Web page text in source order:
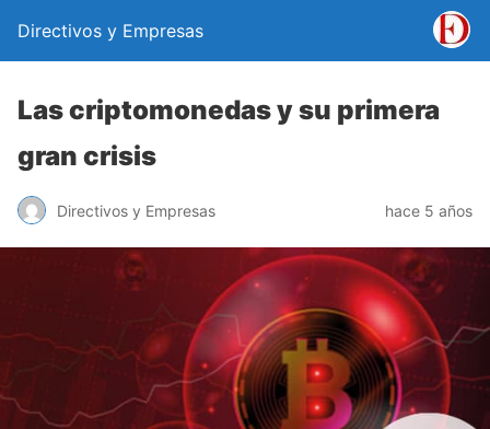
Directivos y Empresas
Las criptomonedas y su primera
gran crisis
Directivos y Empresas hace 5 años